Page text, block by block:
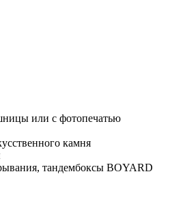
или с фотопечатью
камня
тандембоксы BOYARD